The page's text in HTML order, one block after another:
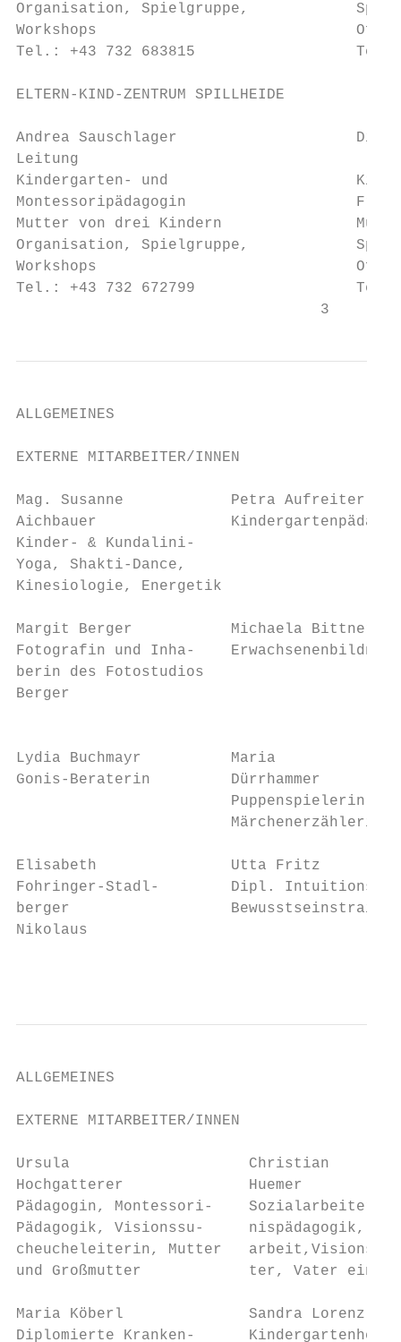
Organisation, Spielgruppe,
Workshops
Tel.: +43 732 683815                  Tel.:
ELTERN-KIND-ZENTRUM SPILLHEIDE
Andrea Sauschlager                    Diana
Leitung
Kindergarten- und
Montessoripädagogin
Mutter von drei Kindern
Organisation, Spielgruppe,
Workshops
Tel.: +43 732 672799                  Tel.:
                                  3
ALLGEMEINES
EXTERNE MITARBEITER/INNEN
Mag. Susanne            Petra Aufreiter
Aichbauer
Kinder- & Kundalini-
Yoga, Shakti-Dance,
Kinesiologie, Energetik
Margit Berger           Michaela
Fotografin und Inha-
berin des Fotostudios
Berger
Lydia Buchmayr          Maria
Gonis-Beraterin         Dürrhammer
Puppenspielerin,
Märchenerzählerin
Elisabeth               Utta Fritz
Fohringer-Stadl-        Dipl. Intuitions-
berger
Nikolaus
ALLGEMEINES
EXTERNE MITARBEITER/INNEN
Ursula                    Christian
Hochgatterer              Huemer
Pädagogin, Montessori-    Sozialarbeiter,
Pädagogik, Visionssu-
cheucheleiterin, Mutter
und Großmutter            ter, Vater einer
Maria Köberl              Sandra
Diplomierte Kranken-